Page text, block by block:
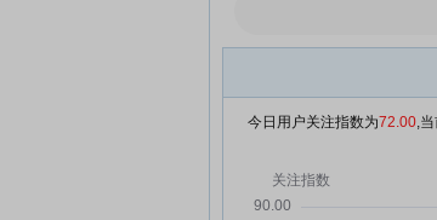
古鳌科技7月
古鳌科技7月
07-22
07-21
今日用户关注指数为72.00,